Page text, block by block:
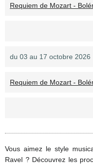
Requiem de Mozart -
du 03 au 17 octobre 2026
Requiem de Mozart -
Vous aimez le style
Ravel ? Découvrez les